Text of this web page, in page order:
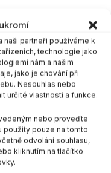
naši partneři používáme k
technologie jako
nám a našim
jako je chování při
Nesouhlas nebo
určité vlastnosti a funkce.
nebo proveďte
použity pouze na tomto
odvolání souhlasu,
kliknutím na tlačítko